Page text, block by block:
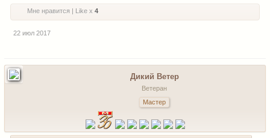
Мне нравится | Like x 4
22 июл 2017
Дикий Ветер
Ветеран
Мастер